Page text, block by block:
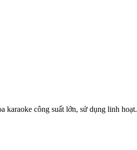
karaoke công suất lớn, sử dụng linh hoạt.